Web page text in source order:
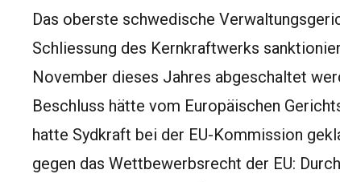
Das oberste schwedische
Schliessung des Kernkraftwerks
November dieses Jahres abgeschaltet
Beschluss hätte vom Europäischen
hatte Sydkraft bei der EU-Kommission
gegen das Wettbewerbsrecht der EU: